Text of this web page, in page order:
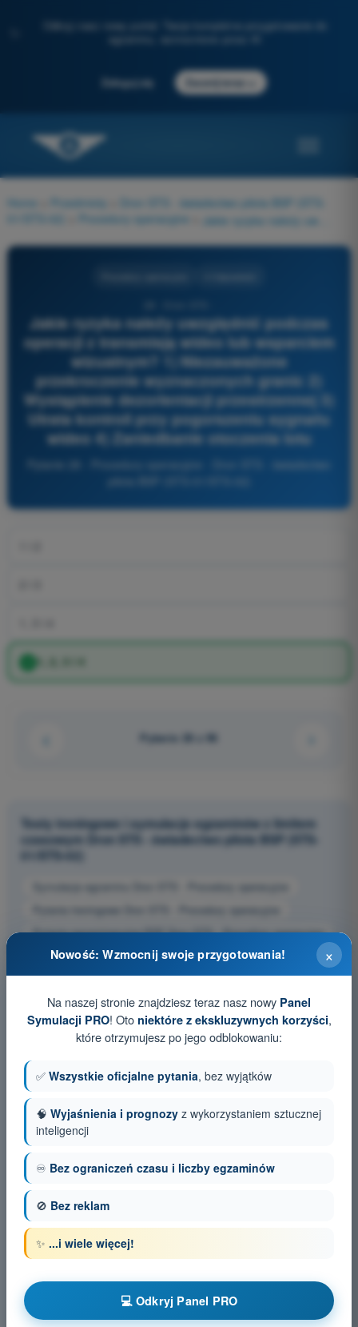
Odkryj nasz nowy portal: Twoje kompletne przygotowanie do
Zaloguj się Zacznij teraz
Home Przedmioty
Dron STS - świadectwo pilota BSP (STS-
Procedury operacyjne
Jakie ryzyka należy uwzględnić podczas
operacji z transmisją wideo lub wsparciem
wizualnym? 1) Niezauważone
przekroczenie wyznaczonych granic 2)
Wystąpienie dezorientacji przestrzennej 3)
Utrata kontroli przy pogorszeniu sygnału
wideo 4) Zaniedbanie otoczenia lotu
1, 2, 3 i 4
Pytanie 28 z 96
Testy treningowe i symulacje egzaminów z limitem
czasowym Dron STS - świadectwo pilota BSP (STS-
Symulacja egzaminu Dron STS - Procedury operacyjne
Pytania treningowe Dron STS - Procedury operacyjne
Pytania egzaminacyjne PDF Dron STS - Procedury operacyjne
×
Nowość: Wzmocnij swoje przygotowania!
Na naszej stronie znajdziesz teraz nasz nowy Panel
Symulacji PRO! Oto niektóre z ekskluzywnych korzyści,
które otrzymujesz po jego odblokowaniu:
✅ Wszystkie oficjalne pytania, bez wyjątków
🧠 Wyjaśnienia i prognozy z wykorzystaniem sztucznej
inteligencji
♾️ Bez ograniczeń czasu i liczby egzaminów
🚫 Bez reklam
✨ ...i wiele więcej!
💻 Odkryj Panel PRO